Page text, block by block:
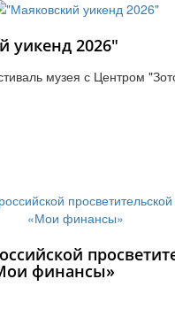
уикенд 2026"
музея с Центром
финансы»